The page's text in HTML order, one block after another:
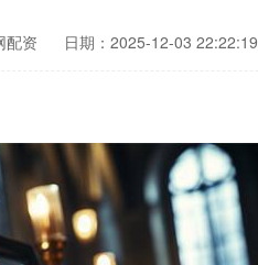
配资 日期：2025-12-03 22:22:19